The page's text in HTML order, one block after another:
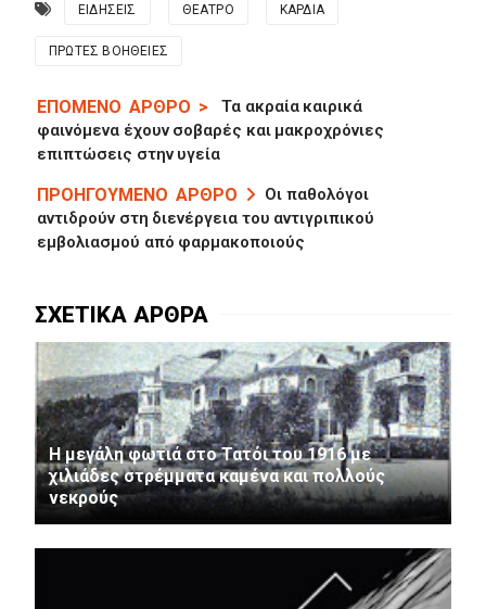
ΕΙΔΗΣΕΙΣ ΘΕΑΤΡΟ ΚΑΡΔΙΑ
ΠΡΏΤΕΣ ΒΟΉΘΕΙΕΣ
Τα ακραία καιρικά
φαινόμενα έχουν σοβαρές και μακροχρόνιες
επιπτώσεις στην υγεία
Οι παθολόγοι
αντιδρούν στη διενέργεια του αντιγριπικού
εμβολιασμού από φαρμακοποιούς
Η μεγάλη φωτιά στο Τατόι του 1916 με
χιλιάδες στρέμματα καμένα και πολλούς
νεκρούς